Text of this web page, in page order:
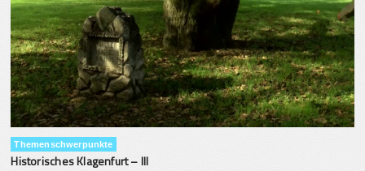
Themenschwerpunkte
Historisches Klagenfurt – III